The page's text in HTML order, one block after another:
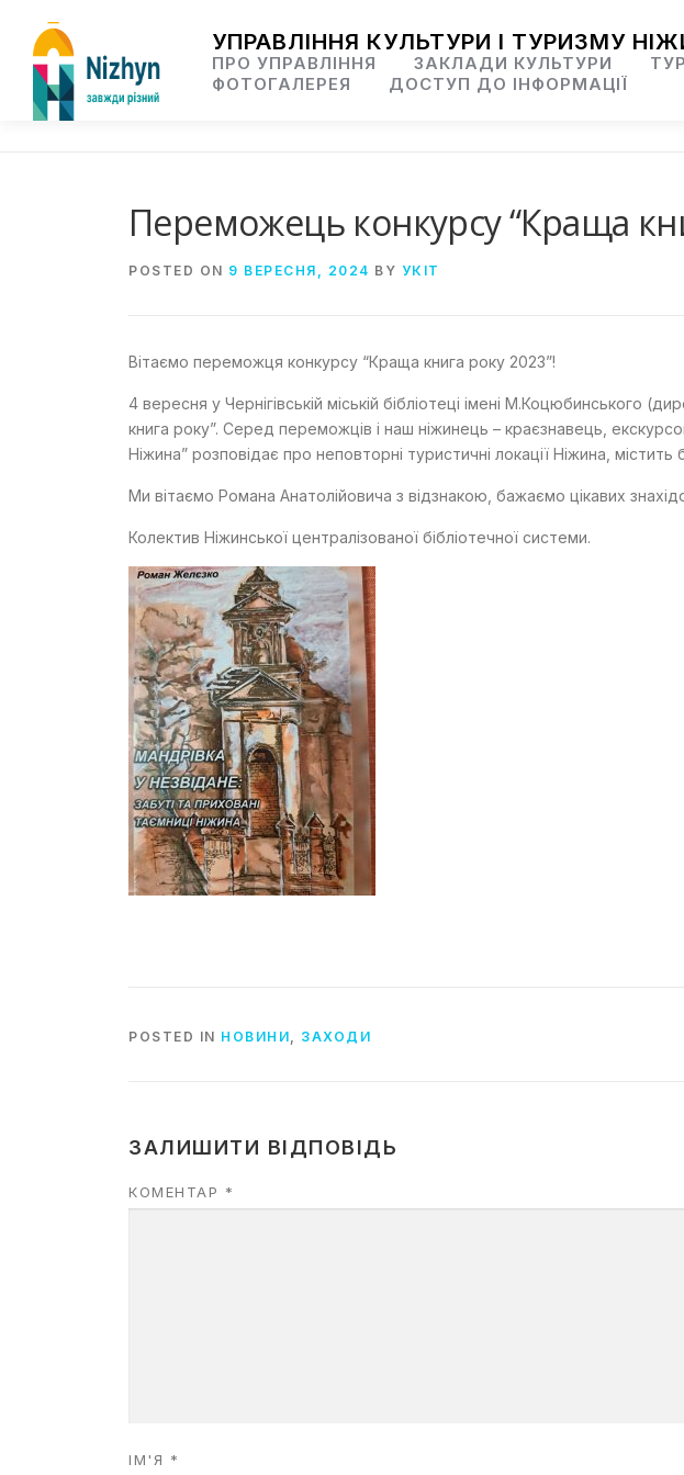
content
УПРАВЛІННЯ КУЛЬТУРИ І ТУРИЗМУ
ПРО УПРАВЛІННЯ ЗАКЛАДИ КУЛЬТУРИ
ФОТОГАЛЕРЕЯ
ДОСТУП ДО ІНФОРМАЦІЇ
Переможець конкурсу “Краща
POSTED ON 9 ВЕРЕСНЯ, 2024 BY УКІТ
Вітаємо переможця конкурсу “Краща книга року 2023”!
4 вересня у Чернігівській міській бібліотеці імені М.Коцюбинського
книга року”. Серед переможців і наш ніжинець – краєзнавець,
Ніжина” розповідає про неповторні туристичні локації Ніжина,
Ми вітаємо Романа Анатолійовича з відзнакою, бажаємо цікавих
Колектив Ніжинської централізованої бібліотечної системи.
POSTED IN НОВИНИ, ЗАХОДИ
ЗАЛИШИТИ ВІДПОВІДЬ
КОМЕНТАР *
ІМ'Я *